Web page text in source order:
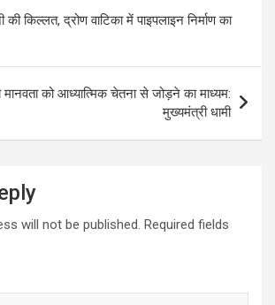
की किल्लत, द्रोण वाटिका में पाइपलाइन निर्माण का
मानवता को आध्यात्मिक चेतना से जोड़ने का माध्यम:
मुख्यमंत्री धामी
will not be published. Required fields